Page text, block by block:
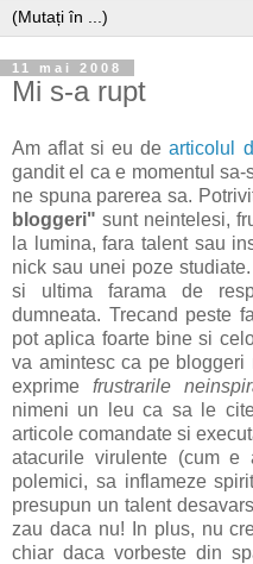
11 mai 2008
Mi s-a rupt
Am aflat si eu dearticolul
gandit el ca e momentul
ne spuna parerea sa.
bloggeri" sunt neintelesi,
la lumina, fara talent sau
nick sau unei poze
si ultima farama de
dumneata. Trecand peste
pot aplica foarte bine si
va amintesc ca pe
exprime frustrarile
nimeni un leu ca sa le
articole comandate si
atacurile virulente (cum e
polemici, sa inflameze
presupun un talent
zau daca nu! In plus, nu
chiar daca vorbeste din